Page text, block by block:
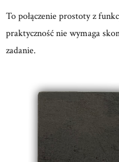
To połączenie prostoty z
praktyczność nie wymaga
zadanie.